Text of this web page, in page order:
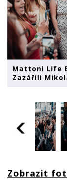
Mattoni Life
Zazářili
Zobrazit